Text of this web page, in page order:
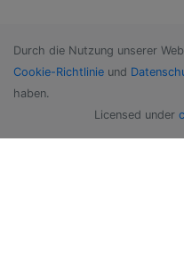
Durch die Nutzung unserer
Cookie-Richtlinie und
haben.
Licensed under